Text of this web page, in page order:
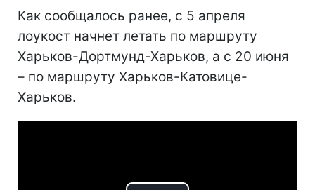
Как сообщалось ранее, с 5 апреля
лоукост начнет летать по маршруту
Харьков-Дортмунд-Харьков, а с 20 июня
– по маршруту Харьков-Катовице-
Харьков.